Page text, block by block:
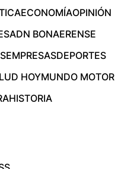
ECONOMÍAOPINIÓN
ADN BONAERENSE
EMPRESASDEPORTES
HOYMUNDO MOTOR
HISTORIA